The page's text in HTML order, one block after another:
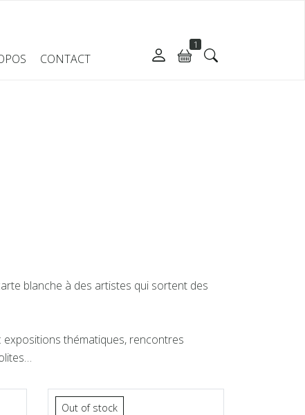
CONTACT
1
blanche à des artistes qui sortent des
expositions thématiques, rencontres
Out of stock